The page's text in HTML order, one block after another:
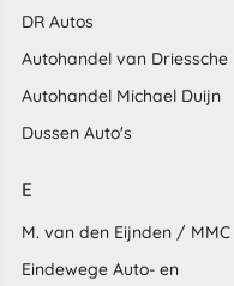
DR Autos
Autohandel van Driessche
Autohandel Michael Duijn
Dussen Auto's
E
M. van den Eijnden / MMC
Eindewege Auto- en